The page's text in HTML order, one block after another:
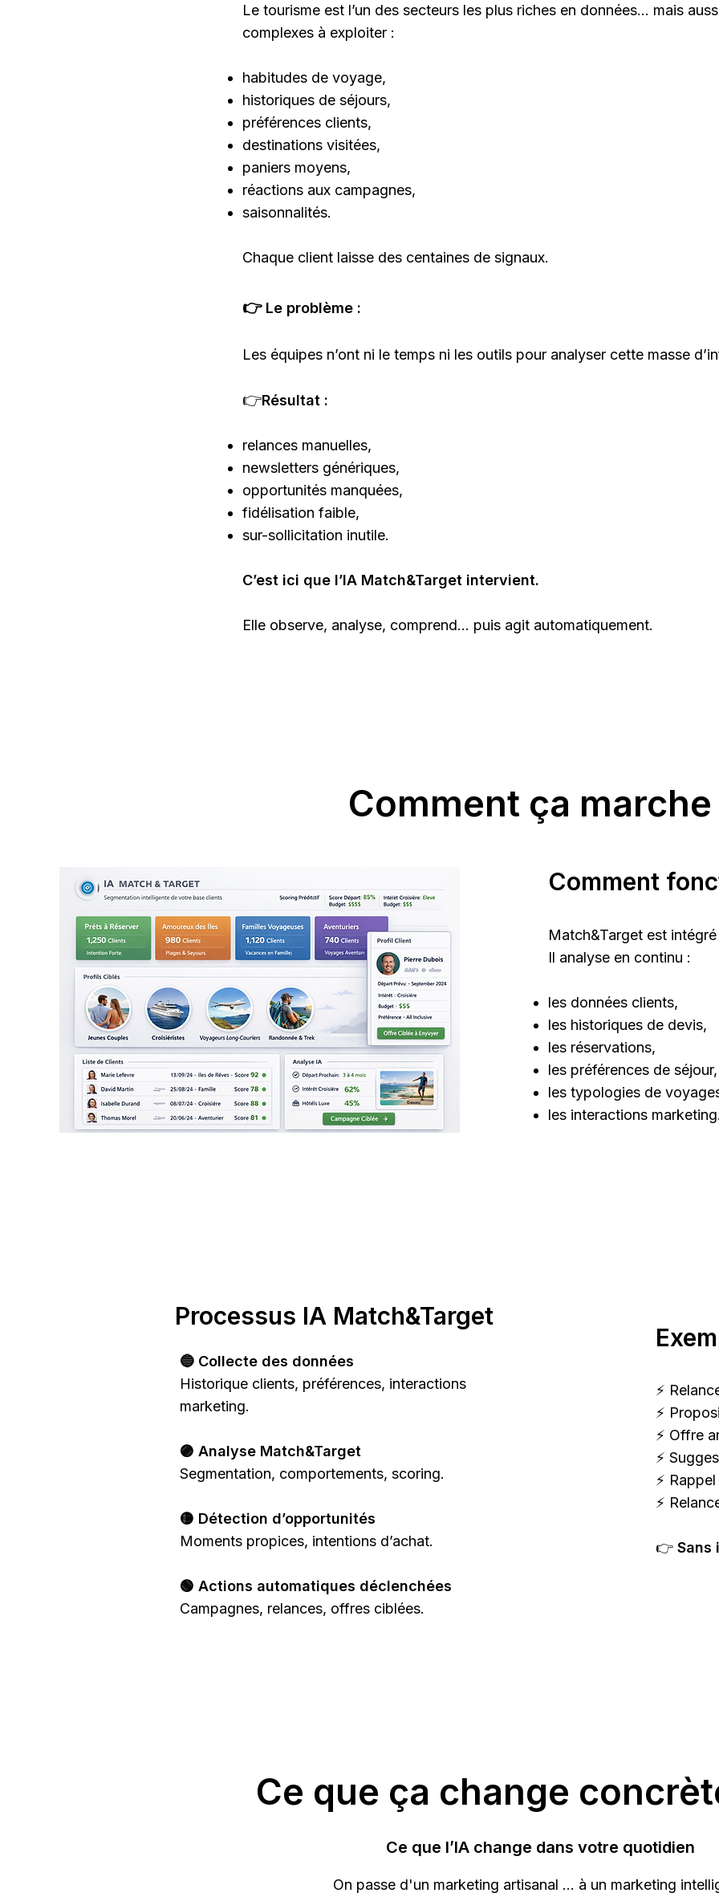
Le tourisme est l’un des secteurs les plus riches en données… mais
complexes à exploiter :
habitudes de voyage,
historiques de séjours,
préférences clients,
destinations visitées,
paniers moyens,
réactions aux campagnes,
saisonnalités.
Chaque client laisse des centaines de signaux.
👉 Le problème :
Les équipes n’ont ni le temps ni les outils pour analyser cette masse
👉Résultat :
relances manuelles,
newsletters génériques,
opportunités manquées,
fidélisation faible,
sur-sollicitation inutile.
C’est ici que l’IA Match&Target intervient.
Elle observe, analyse, comprend… puis agit automatiquement.
Comment ça marche
Comment
Match&Target est
Il analyse en continu :
les données clients,
les historiques de devis,
les réservations,
les préférences de séjour,
les typologies de
les interactions marketing.
Processus IA Match&Target
🔵 Collecte des données
Historique clients, préférences, interactions
marketing.
🟣 Analyse Match&Target
Segmentation, comportements, scoring.
🟡 Détection d’opportunités
Moments propices, intentions d’achat.
🟢 Actions automatiques déclenchées
Campagnes, relances, offres ciblées.
⚡
⚡
⚡ Offre
⚡
⚡
⚡
👉 Sans
Ce que ça change
Ce que l’IA change dans votre quotidien
On passe d'un marketing artisanal ... à un marketing